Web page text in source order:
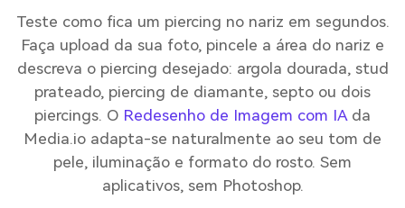
Teste como fica um piercing no nariz em segundos.
Faça upload da sua foto, pincele a área do nariz e
descreva o piercing desejado: argola dourada, stud
prateado, piercing de diamante, septo ou dois
piercings. O Redesenho de Imagem com IAda
Media.io adapta-se naturalmente ao seu tom de
pele, iluminação e formato do rosto. Sem
aplicativos, sem Photoshop.